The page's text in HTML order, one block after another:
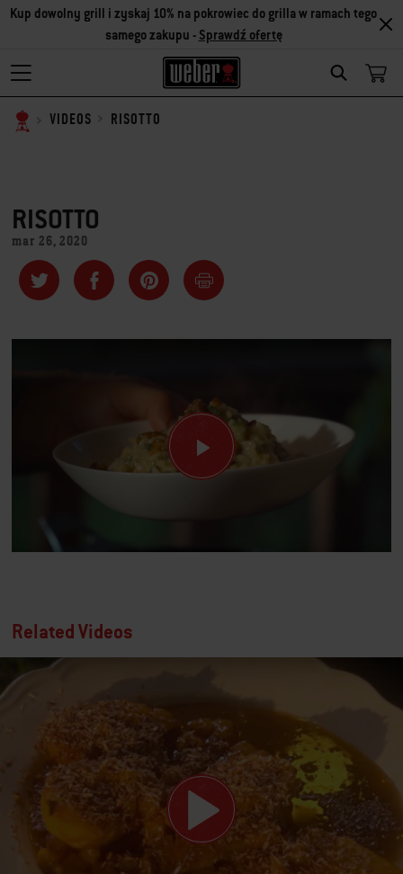
SEARCH
Kup dowolny grill i zyskaj 10% na pokrowiec do grilla w ramach tego
samego zakupu - Sprawdź ofertę
VIDEOS RISOTTO
RISOTTO
mar 26, 2020
Related Videos